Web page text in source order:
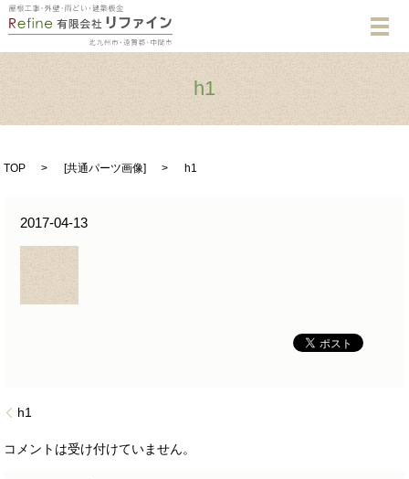
メ
h1
TOP [共通パーツ画像] h1
2017-04-13
h1
コメントは受け付けていません。